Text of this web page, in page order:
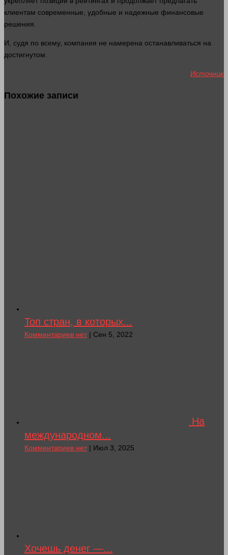
клиентам современные, удобные и надежные финансовые
решения.
И, судя по всему, компания не намерена останавливаться на
достигнутом.
Источник
Похожие записи
Топ стран, в которых...
Комментариев нет| Сен 5, 2022
На
международном...
Комментариев нет| Июл 3, 2025
Хочешь денег —...